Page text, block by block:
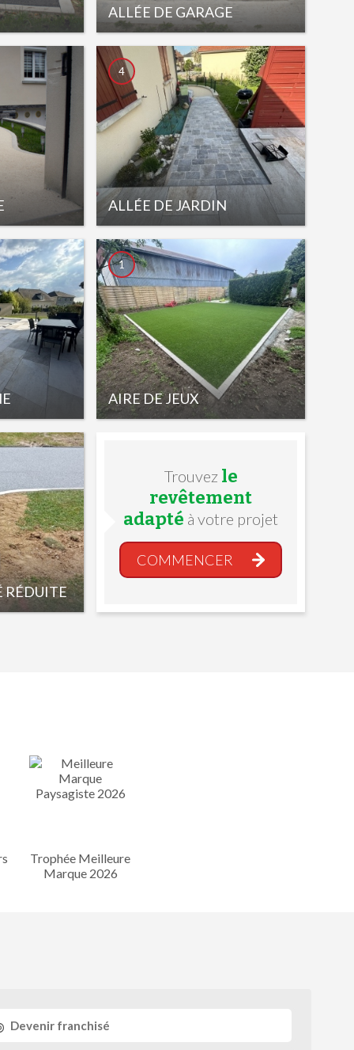
ALLÉE DE GARAGE
ALLÉE DE JARDIN
4
AIRE DE JEUX
1
RÉDUITE
Trouvez le
revêtement
adapté à votre projet
COMMENCER
Trophée Meilleure
Marque 2026
Devenir franchisé